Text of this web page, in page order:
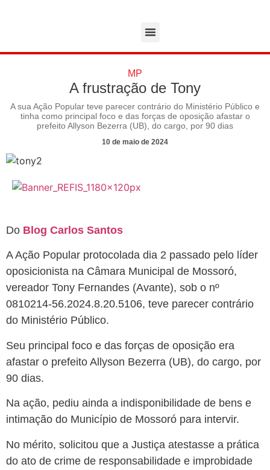
MP
A frustração de Tony
A sua Ação Popular teve parecer contrário do Ministério Público e
tinha como principal foco e das forças de oposição afastar o
prefeito Allyson Bezerra (UB), do cargo, por 90 dias
10 de maio de 2024
Do Blog Carlos Santos
A Ação Popular protocolada dia 2 passado pelo líder
oposicionista na Câmara Municipal de Mossoró,
vereador Tony Fernandes (Avante), sob o nº
0810214-56.2024.8.20.5106, teve parecer contrário
do Ministério Público.
Seu principal foco e das forças de oposição era
afastar o prefeito Allyson Bezerra (UB), do cargo, por
90 dias.
Na ação, pediu ainda a indisponibilidade de bens e
intimação do Município de Mossoró para intervir.
No mérito, solicitou que a Justiça atestasse a prática
do ato de crime de responsabilidade e improbidade